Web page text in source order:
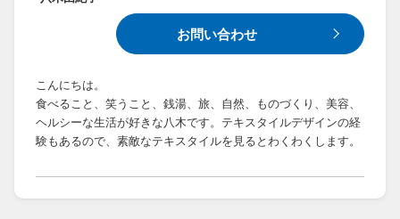
お問い合わせ
こんにちは。
食べること、笑うこと、銭湯、旅、自然、ものづくり、美容、
ヘルシーな生活が好きな八木です。テキスタイルデザインの経
験もあるので、素敵なテキスタイルを見るとわくわくします。